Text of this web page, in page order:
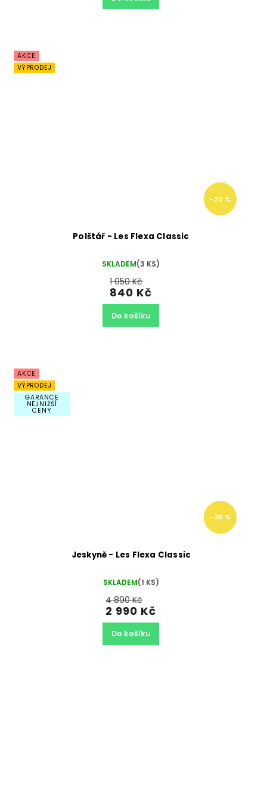
AKCE
VÝPRODEJ
–20 %
Polštář - Les Flexa Classic
SKLADEM(3 KS)
1 050 Kč
840 Kč
Do košíku
AKCE
VÝPRODEJ
GARANCE
NEJNIŽŠÍ
CENY
–38 %
Jeskyně - Les Flexa Classic
SKLADEM(1 KS)
4 890 Kč
2 990 Kč
Do košíku